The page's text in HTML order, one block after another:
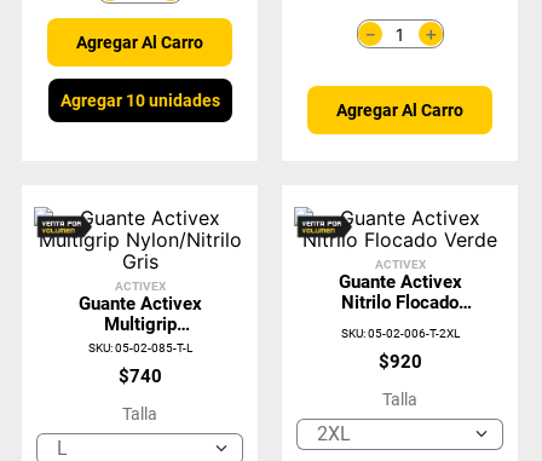
Agregar Al Carro
Agregar 10 unidades
＋
－
Agregar Al Carro
ACTIVEX
Guante Activex
Multigrip
Nylon/Nitrilo Gris
SKU:05-02-085-T-L
$740
Talla
L
ACTIVEX
Guante Activex
Nitrilo Flocado
SKU:05-02-006-T-2XL
$920
Talla
2XL